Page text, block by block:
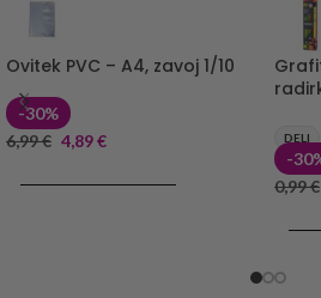
Ovitek PVC – A4, zavoj 1/10
-30%
6,99€ 4,89€ DELI
-
0,99€